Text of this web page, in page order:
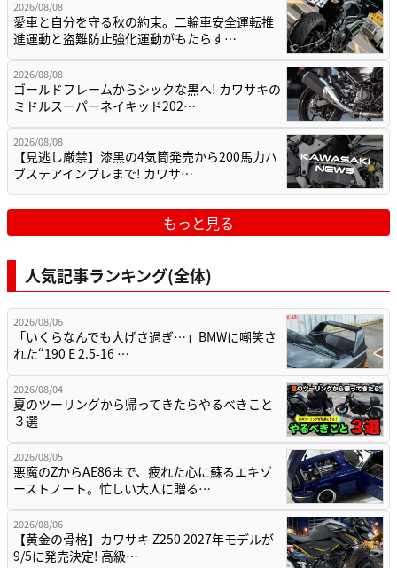
2026/08/08
愛車と自分を守る秋の約束。二輪車安全運転推
進運動と盗難防止強化運動がもたらす…
2026/08/08
ゴールドフレームからシックな黒へ! カワサキの
ミドルスーパーネイキッド202…
2026/08/08
【見逃し厳禁】漆黒の4気筒発売から200馬力ハ
ブステアインプレまで! カワサ…
もっと見る
人気記事ランキング(全体)
2026/08/06
「いくらなんでも大げさ過ぎ…」BMWに嘲笑さ
れた“190 E 2.5-16 …
2026/08/04
夏のツーリングから帰ってきたらやるべきこと
３選
2026/08/05
悪魔のZからAE86まで、疲れた心に蘇るエキゾ
ーストノート。忙しい大人に贈る…
2026/08/06
【黄金の骨格】カワサキ Z250 2027年モデルが
9/5に発売決定! 高級…